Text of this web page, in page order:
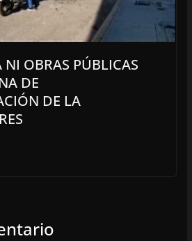
OBRAS PÚBLICAS
DE
DE LA